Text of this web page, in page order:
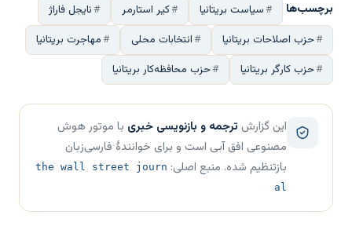
برچسب‌ها سیاست بریتانیا کیر استارمر
نایجل فاراژ
حزب اصلاحات بریتانیا
انتخابات محلی
مهاجرت بریتانیا
حزب کارگر بریتانیا
حزب محافظه‌کار بریتانیا
این گزارش ترجمه و بازنویسی خبری با موتور هوش
مصنوعی افق آبی است و برای خوانندهٔ فارسی‌زبان
بازتنظیم شده. منبع اصلی: the wall street journ
al